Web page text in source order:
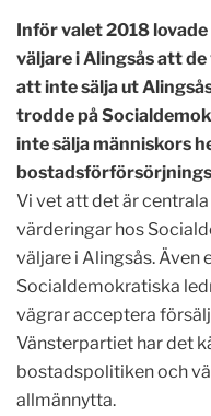
Inför valet 2018
väljare i Alingsås att
att inte sälja ut
trodde på
inte sälja människors
Vi vet att det är
värderingar hos
väljare i Alingsås. Även
Socialdemokratiska
vägrar acceptera
Vänsterpartiet har det
bostadspolitiken och
allmännytta.